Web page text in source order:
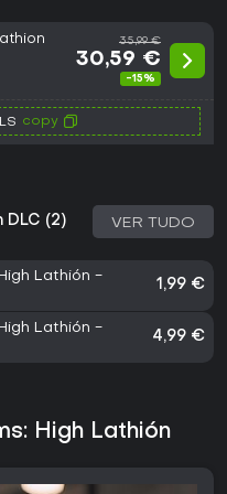
35,99 €
30,59 €
-15%
copy
DLC (2) VER TUDO
Lathión -
1,99 €
Lathión -
4,99 €
High Lathión